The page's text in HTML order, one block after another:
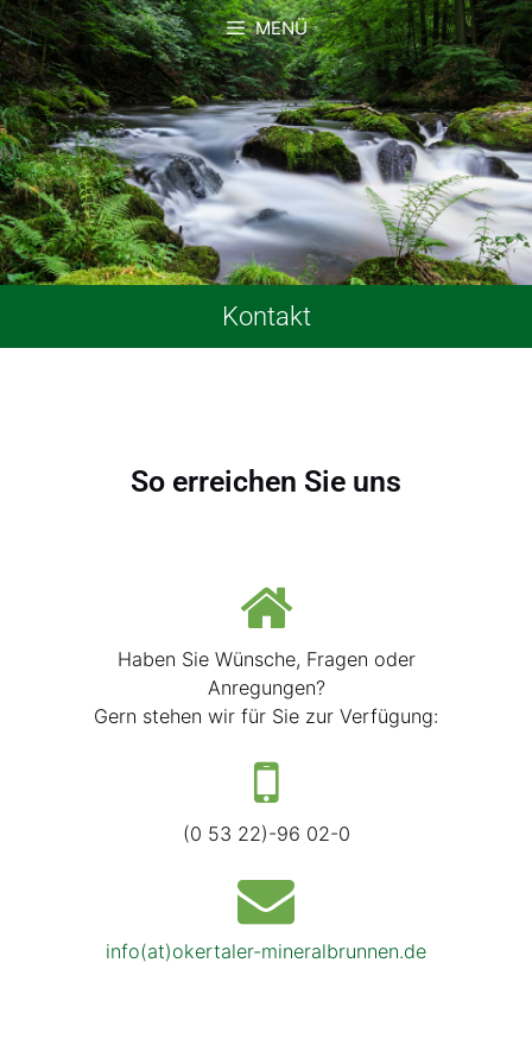
MENÜ
Kontakt
So erreichen Sie uns
Haben Sie Wünsche, Fragen oder
Anregungen?
Gern stehen wir für Sie zur Verfügung:
(0 53 22)-96 02-0
info(at)okertaler-mineralbrunnen.de